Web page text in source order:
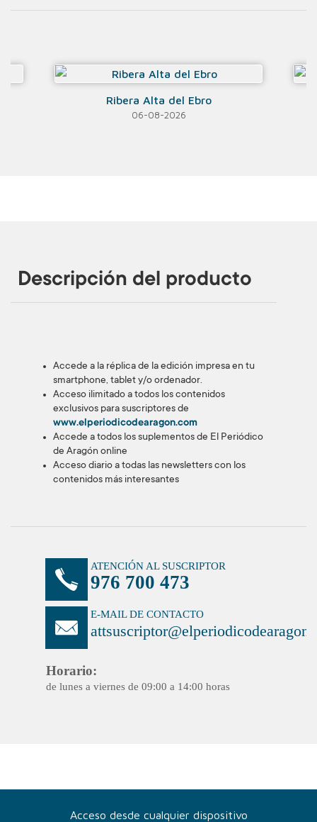
Ribera Alta del Ebro
06-08-2026
Acceso desde cualquier dispositivo